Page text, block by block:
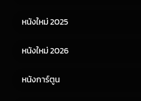
หนังจีน
หนังใหม่ 2025
หนังใหม่ 2026
หนังการ์ตูน